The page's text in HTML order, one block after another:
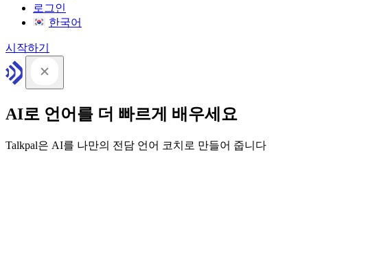
로그인
한국어
시작하기
AI로 언어를 더 빠르게 배우세요
Talkpal은 AI를 나만의 전담 언어 코치로 만들어 줍니다